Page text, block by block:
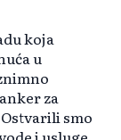
koja
u
za
smo